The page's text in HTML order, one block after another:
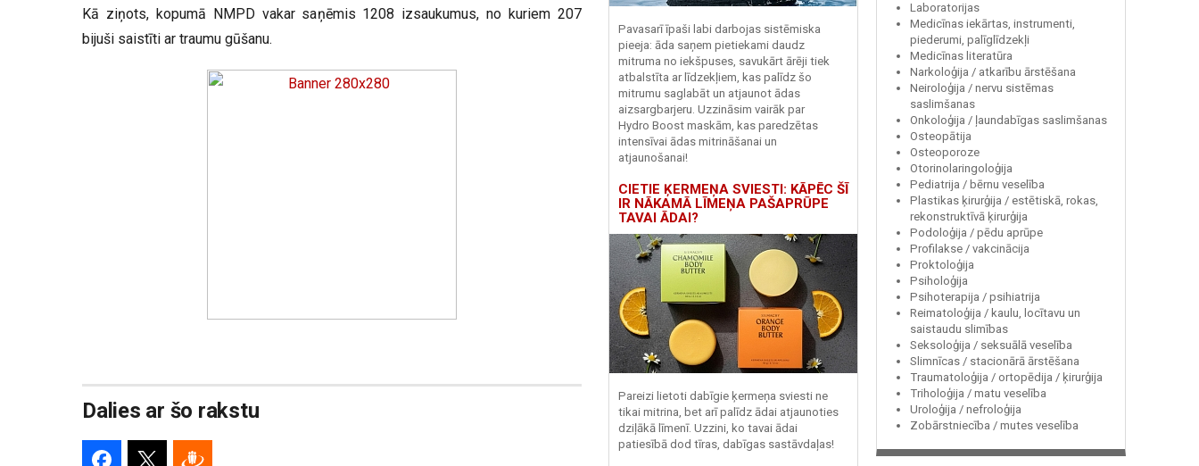
Kā ziņots, kopumā NMPD vakar saņēmis 1208 izsaukumus, no kuriem 207
bijuši saistīti ar traumu gūšanu.
Dalies ar šo rakstu
Pavasarī īpaši labi darbojas sistēmiska
pieeja: āda saņem pietiekami daudz
mitruma no iekšpuses, savukārt ārēji tiek
atbalstīta ar līdzekļiem, kas palīdz šo
mitrumu saglabāt un atjaunot ādas
aizsargbarjeru. Uzzināsim vairāk par
Hydro Boost maskām, kas paredzētas
intensīvai ādas mitrināšanai un
atjaunošanai!
CIETIE ĶERMEŅA SVIESTI: KĀPĒC ŠĪ
IR NĀKAMĀ LĪMEŅA PAŠAPRŪPE
TAVAI ĀDAI?
Pareizi lietoti dabīgie ķermeņa sviesti ne
tikai mitrina, bet arī palīdz ādai atjaunoties
dziļākā līmenī. Uzzini, ko tavai ādai
patiesībā dod tīras, dabīgas sastāvdaļas!
Laboratorijas
Medicīnas iekārtas, instrumenti,
piederumi, palīglīdzekļi
Medicīnas literatūra
Narkoloģija / atkarību ārstēšana
Neiroloģija / nervu sistēmas
saslimšanas
Onkoloģija / ļaundabīgas saslimšanas
Osteopātija
Osteoporoze
Otorinolaringoloģija
Pediatrija / bērnu veselība
Plastikas ķirurģija / estētiskā, rokas,
rekonstruktīvā ķirurģija
Podoloģija / pēdu aprūpe
Profilakse / vakcinācija
Proktoloģija
Psiholoģija
Psihoterapija / psihiatrija
Reimatoloģija / kaulu, locītavu un
saistaudu slimības
Seksoloģija / seksuālā veselība
Slimnīcas / stacionārā ārstēšana
Traumatoloģija / ortopēdija / ķirurģija
Triholoģija / matu veselība
Uroloģija / nefroloģija
Zobārstniecība / mutes veselība